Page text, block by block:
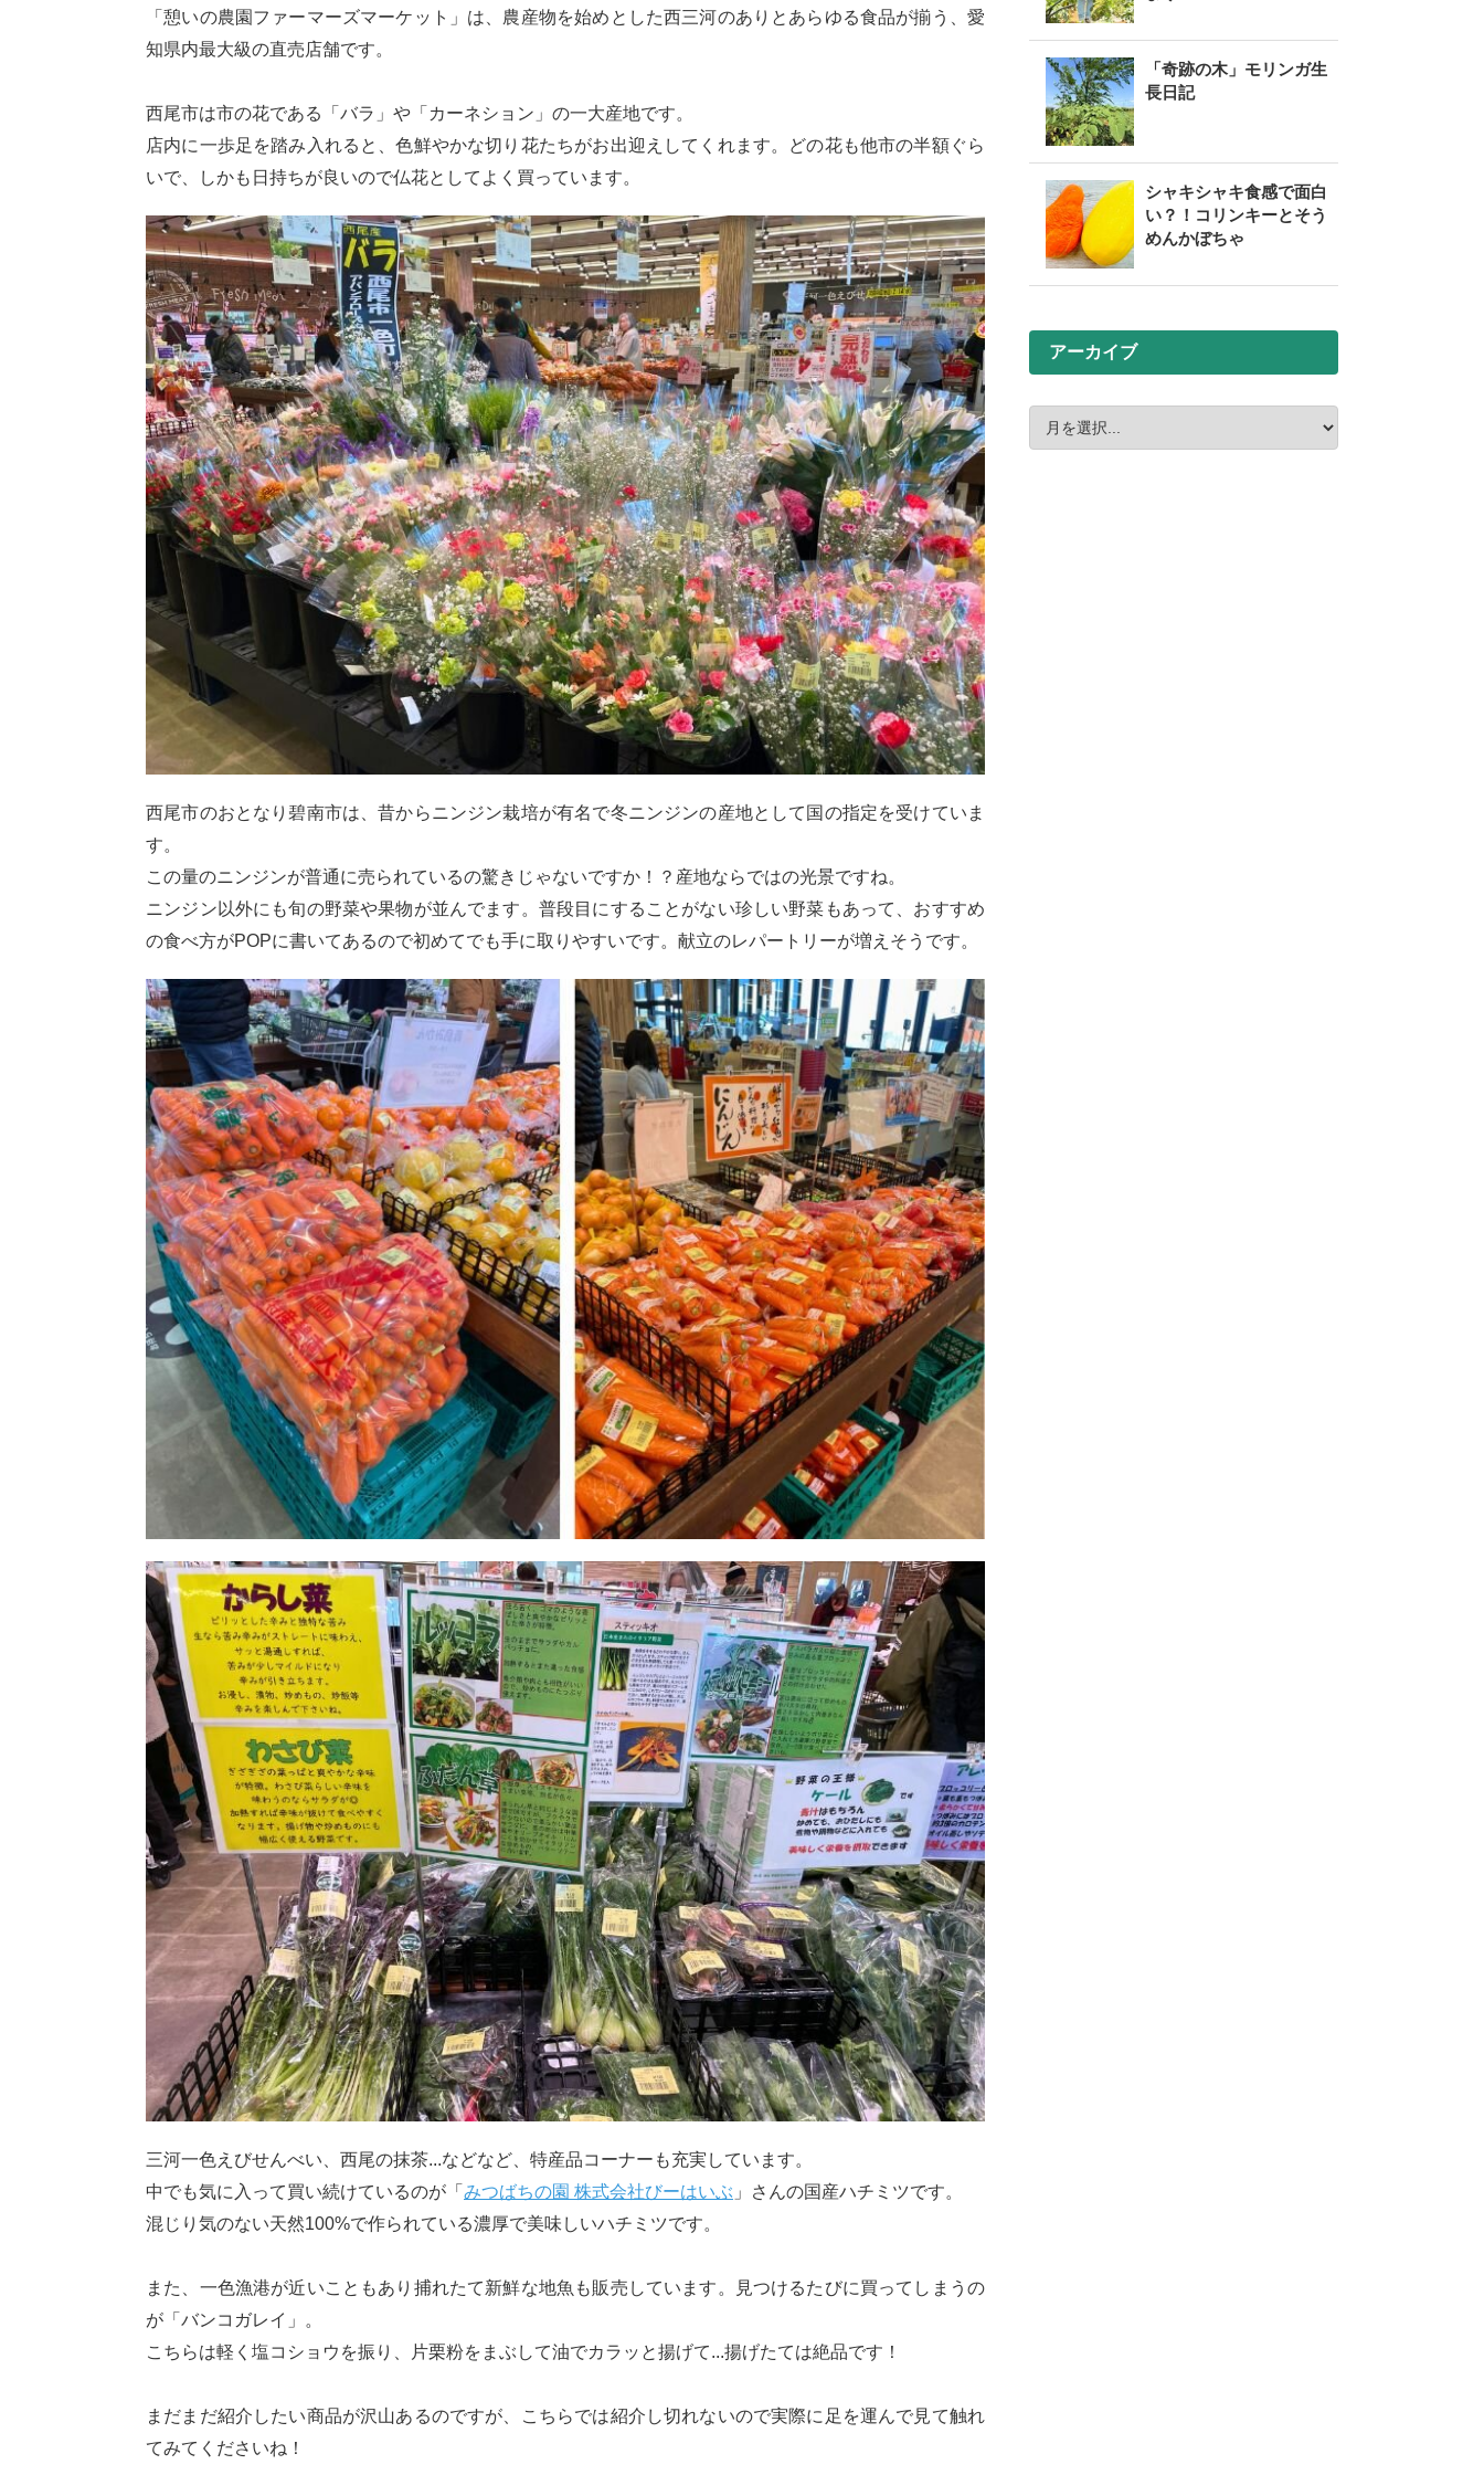
「憩いの農園ファーマーズマーケット」は、農産物を始めとした西三河のありとあらゆる食品が揃う、愛
知県内最大級の直売店舗です。
西尾市は市の花である「バラ」や「カーネション」の一大産地です。
店内に一歩足を踏み入れると、色鮮やかな切り花たちがお出迎えしてくれます。どの花も他市の半額ぐら
いで、しかも日持ちが良いので仏花としてよく買っています。
西尾市のおとなり碧南市は、昔からニンジン栽培が有名で冬ニンジンの産地として国の指定を受けていま
す。
この量のニンジンが普通に売られているの驚きじゃないですか！？産地ならではの光景ですね。
ニンジン以外にも旬の野菜や果物が並んでます。普段目にすることがない珍しい野菜もあって、おすすめ
の食べ方がPOPに書いてあるので初めてでも手に取りやすいです。献立のレパートリーが増えそうです。
三河一色えびせんべい、西尾の抹茶...などなど、特産品コーナーも充実しています。
中でも気に入って買い続けているのが「 みつばちの園 株式会社びーはいぶ 」さんの国産ハチミツです。
混じり気のない天然100%で作られている濃厚で美味しいハチミツです。
また、一色漁港が近いこともあり捕れたて新鮮な地魚も販売しています。見つけるたびに買ってしまうの
が「バンコガレイ」。
こちらは軽く塩コショウを振り、片栗粉をまぶして油でカラッと揚げて...揚げたては絶品です！
まだまだ紹介したい商品が沢山あるのですが、こちらでは紹介し切れないので実際に足を運んで見て触れ
てみてくださいね！
「奇跡の木」モリンガ生
長日記
シャキシャキ食感で面白
い？！コリンキーとそう
めんかぼちゃ
アーカイブ